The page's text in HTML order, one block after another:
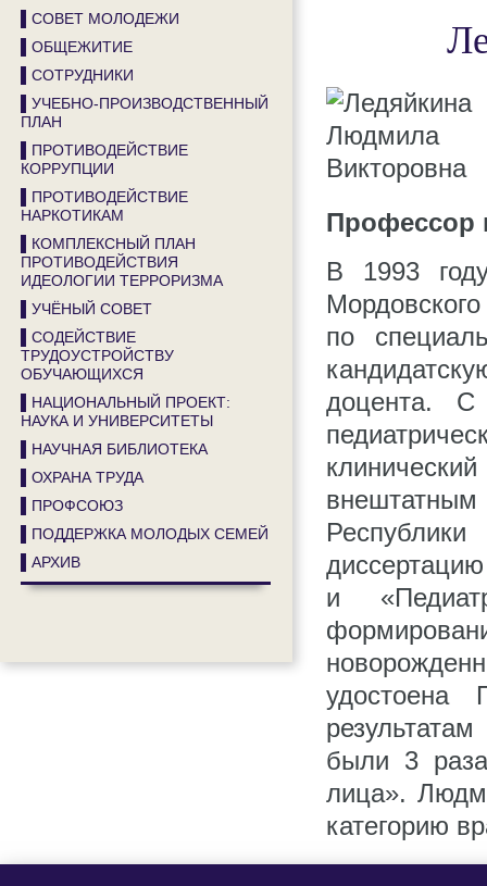
Профессор
В 1993
по
доцента. С
и
были 3
лица».
категорию
▌СОВЕТ МОЛОДЕЖИ
▌ОБЩЕЖИТИЕ
▌СОТРУДНИКИ
▌УЧЕБНО-ПРОИЗВОДСТВЕННЫЙ
ПЛАН
▌ПРОТИВОДЕЙСТВИЕ
КОРРУПЦИИ
▌ПРОТИВОДЕЙСТВИЕ
НАРКОТИКАМ
▌КОМПЛЕКСНЫЙ ПЛАН
ПРОТИВОДЕЙСТВИЯ
ИДЕОЛОГИИ ТЕРРОРИЗМА
▌УЧЁНЫЙ СОВЕТ
▌СОДЕЙСТВИЕ
ТРУДОУСТРОЙСТВУ
ОБУЧАЮЩИХСЯ
▌НАЦИОНАЛЬНЫЙ ПРОЕКТ:
НАУКА И УНИВЕРСИТЕТЫ
▌НАУЧНАЯ БИБЛИОТЕКА
▌ОХРАНА ТРУДА
▌ПРОФСОЮЗ
▌ПОДДЕРЖКА МОЛОДЫХ СЕМЕЙ
▌АРХИВ